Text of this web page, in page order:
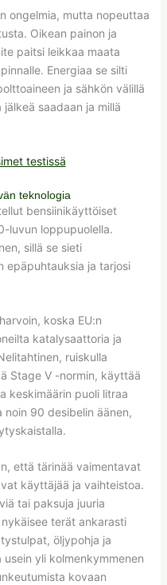
ongelmia, mutta nopeuttaa
Oikean painon ja
paitsi leikkaa maata
Energiaa se silti
ja sähkön välillä
saadaan ja millä
testissä
teknologia
bensiinikäyttöiset
luvun loppupuolella.
sillä se sieti
epäpuhtauksia ja tarjosi
koska EU:n
katalysaattoria ja
ruiskulla
Stage V -normin, käyttää
keskimäärin puoli litraa
90 desibelin äänen,
että tärinää vaimentavat
käyttäjää ja vaihteistoa.
tai paksuja juuria
terät ankarasti
öljypohja ja
yli kolmenkymmenen
kovaan